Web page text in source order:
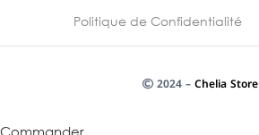
Politique de Confidentialité
2024 –Chelia Store
Commander